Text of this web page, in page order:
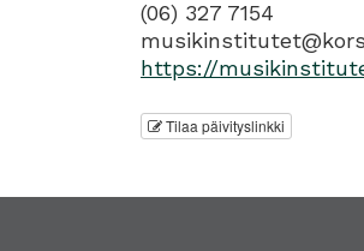
(06) 327 7154
https://
Tilaa päivityslinkki